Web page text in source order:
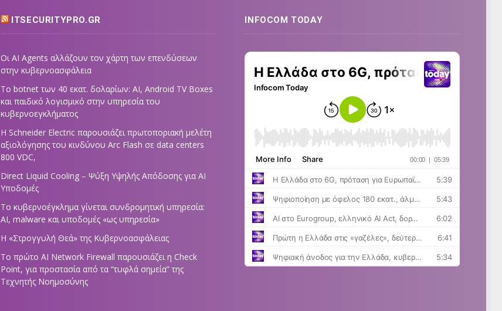
ITSECURITYPRO.GR
Οι AI Agents αλλάζουν τον χάρτη των επενδύσεων
στην κυβερνοασφάλεια
Το botnet των 40 εκατ. δολαρίων: AI, Android TV Boxes
και παιδικό λογισμικό στην υπηρεσία του
κυβερνοεγκλήματος
Η Schneider Electric παρουσιάζει πρωτοποριακή μελέτη
αξιολόγησης του κινδύνου Arc Flash σε data centers
800 VDC,
Direct Liquid Cooling – Ψύξη Υψηλής Απόδοσης για AI
Υποδομές
Το κυβερνοέγκλημα γίνεται συνδρομητική υπηρεσία:
AI, malware και υποδομές «ως υπηρεσία»
Η «Στρογγυλή Θεά» της Κυβερνοασφάλειας
Tο πρώτο AI Network Firewall παρουσιάζει η Check
Point, για προστασία από τα “τυφλά σημεία” της
Τεχνητής Νοημοσύνης
INFOCOM TODAY